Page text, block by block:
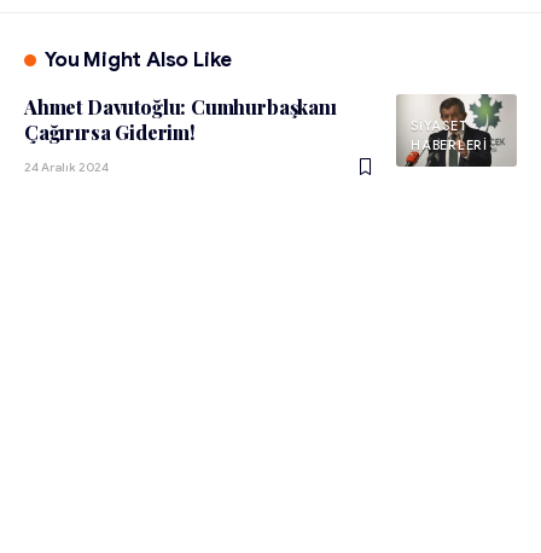
You Might Also Like
SIYASET
HABERLERI
Ahmet Davutoğlu: Cumhurbaşkanı
Çağırırsa Giderim!
24 Aralık 2024